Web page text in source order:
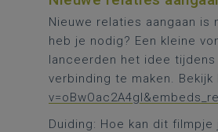
Nieuwe relaties aangaan
heb je nodig? Een kleine
lanceerden het idee tijdens
verbinding te maken.
Duiding: Hoe kan dit